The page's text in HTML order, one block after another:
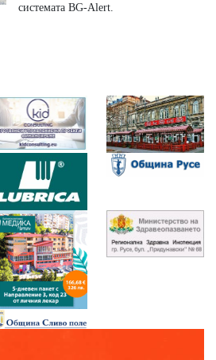
системата BG-Alert.